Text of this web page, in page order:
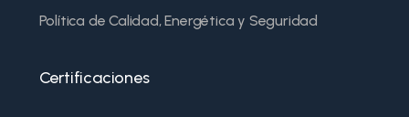
Política de Calidad, Energética y Seguridad
Certificaciones